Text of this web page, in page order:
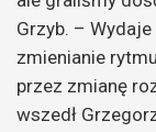
Grzyb. –
zmienianie
przez zmianę
wszedł